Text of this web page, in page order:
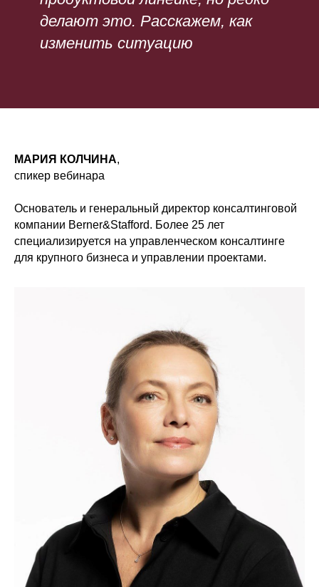
делают это. Расскажем, как
изменить ситуацию
МАРИЯ КОЛЧИНА,
спикер вебинара
Основатель и генеральный директор консалтинговой
компании Berner&Stafford. Более 25 лет
специализируется на управленческом консалтинге
для крупного бизнеса и управлении проектами.